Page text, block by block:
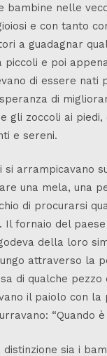
bambine nelle
e con tanto
a guadagnar
piccoli e poi
di essere nati
di
gli zoccoli ai
e sereni.
si arrampicavano
una mela, una
di procurarsi
Il fornaio del
della loro
attraverso la
di qualche pezzo
il paiolo con la
“Quando
distinzione sia i